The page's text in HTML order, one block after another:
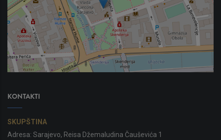
KONTAKTI
SKUPŠTINA
Adresa: Sarajevo, Reisa Džemaludina Čauševića 1